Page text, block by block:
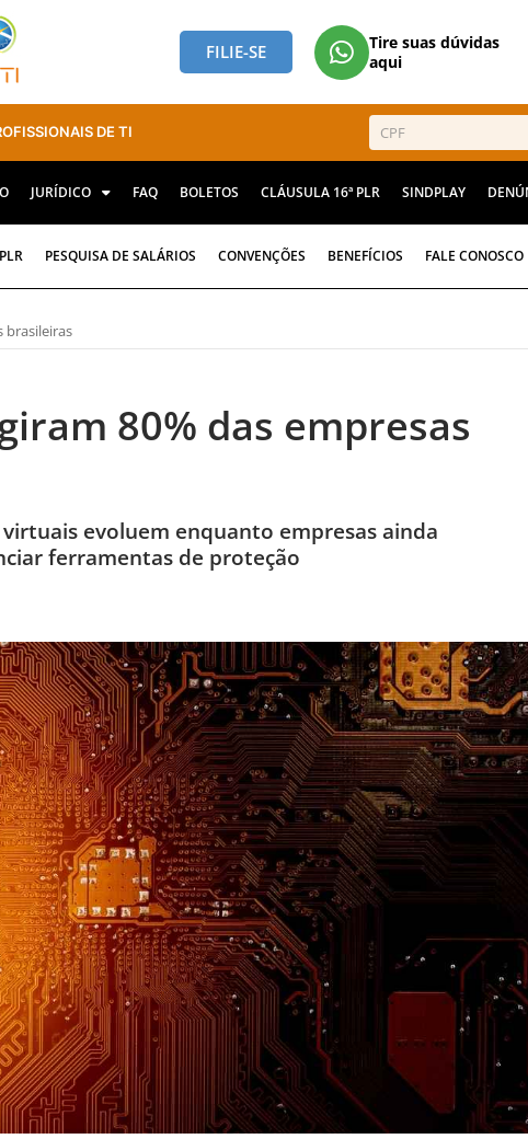
FILIE-SE
Tire suas dúvidas
aqui
DE TI
JURÍDICO FAQ BOLETOS CLÁUSULA 16ª PLR SINDPLAY
PLR PESQUISA DE SALÁRIOS CONVENÇÕES BENEFÍCIOS FALE CONOSCO
brasileiras
80% das empresas
evoluem enquanto empresas ainda
ferramentas de proteção